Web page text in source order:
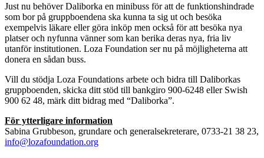
Just nu behöver Daliborka en minibuss för att de funktionshindrade
som bor på gruppboendena ska kunna ta sig ut och besöka
exempelvis läkare eller göra inköp men också för att besöka nya
platser och nyfunna vänner som kan berika deras nya, fria liv
utanför institutionen. Loza Foundation ser nu på möjligheterna att
donera en sådan buss.
Vill du stödja Loza Foundations arbete och bidra till Daliborkas
gruppboenden, skicka ditt stöd till bankgiro 900-6248 eller Swish
900 62 48, märk ditt bidrag med “Daliborka”.
För ytterligare information
Sabina Grubbeson, grundare och generalsekreterare, 0733-21 38 23,
info@lozafoundation.org